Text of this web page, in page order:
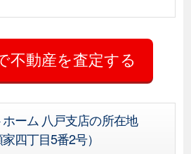
ーム 八戸支店の所在地
四丁目5番2号）